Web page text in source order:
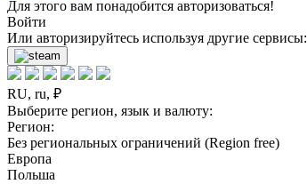
Для этого вам понадобится авторизоваться!
Войти
Или авторизируйтесь используя другие сервисы:
RU, ru, ₽
Выберите регион, язык и валюту:
Регион:
Без региональных ограничений (Region free)
Европа
Польша